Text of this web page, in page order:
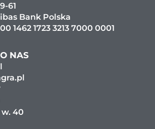
61
Bank Polska
1462 1723 3213 7000 0001
NAS
w. 40